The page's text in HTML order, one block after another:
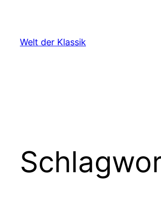
springen
Welt der Klassik